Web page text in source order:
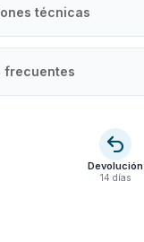
técnicas
frecuentes
Devolución
14 días